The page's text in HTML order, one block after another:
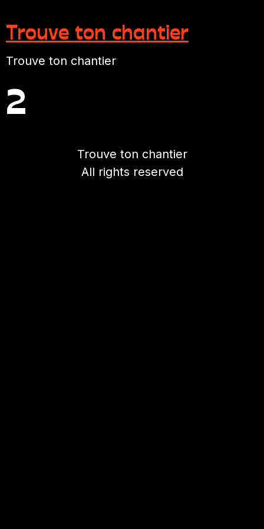
Trouve ton chantier
Trouve ton chantier
2
Trouve ton chantier
All rights reserved